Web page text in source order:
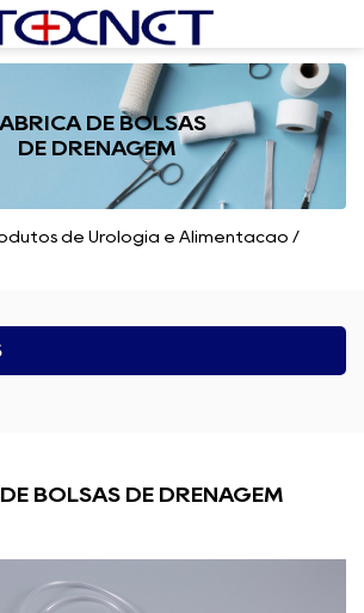
DE BOLSAS
DE DRENAGEM
de Urologia e Alimentação /
BOLSAS DE DRENAGEM